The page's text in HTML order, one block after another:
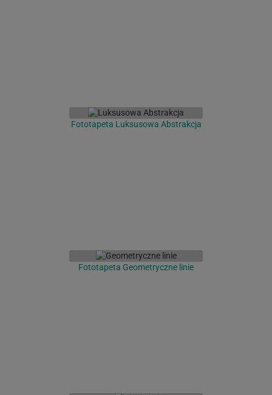
Fototapeta Luksusowa Abstrakcja
Fototapeta Geometryczne linie